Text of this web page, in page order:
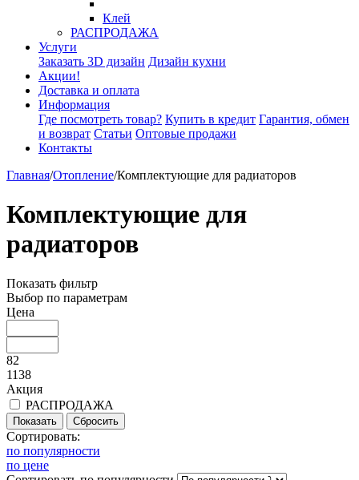
Клей
РАСПРОДАЖА
Услуги
Заказать 3D дизайн Дизайн кухни
Акции!
Доставка и оплата
Информация
Где посмотреть товар? Купить в кредит Гарантия, обмен
и возврат Статьи Оптовые продажи
Контакты
Главная/Отопление/Комплектующие для радиаторов
Комплектующие для
радиаторов
Показать фильтр
Выбор по параметрам
Цена
82
1138
Акция
РАСПРОДАЖА
Сортировать:
по популярности
по цене